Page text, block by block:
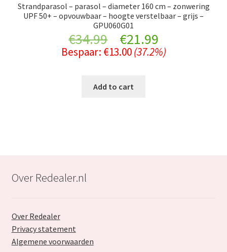
Strandparasol – parasol – diameter 160 cm – zonwering
UPF 50+ – opvouwbaar – hoogte verstelbaar – grijs –
GPU060G01
€34.99
Original
price
was:
€21.99Current
price
Bespaar: €13.00 (37.2%)
Add to cart
Over Redealer.nl
Over Redealer
Privacy statement
Algemene voorwaarden